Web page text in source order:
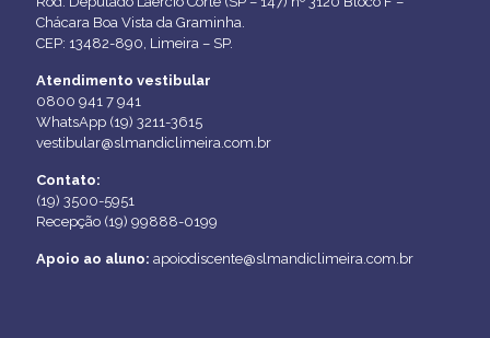
Chácara Boa Vista da Graminha.
CEP: 13482-890, Limeira – SP.
Atendimento vestibular
0800 941 7 941
WhatsApp (19) 3211-3615
vestibular@slmandiclimeira.com.br
Contato:
(19) 3500-5951
Recepção (19) 99888-0199
Apoio ao aluno: apoiodiscente@slmandiclimeira.com.br